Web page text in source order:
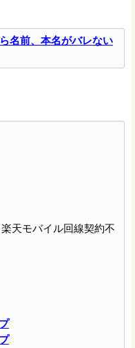
名前、本名がバレない
楽天モバイル回線契約不